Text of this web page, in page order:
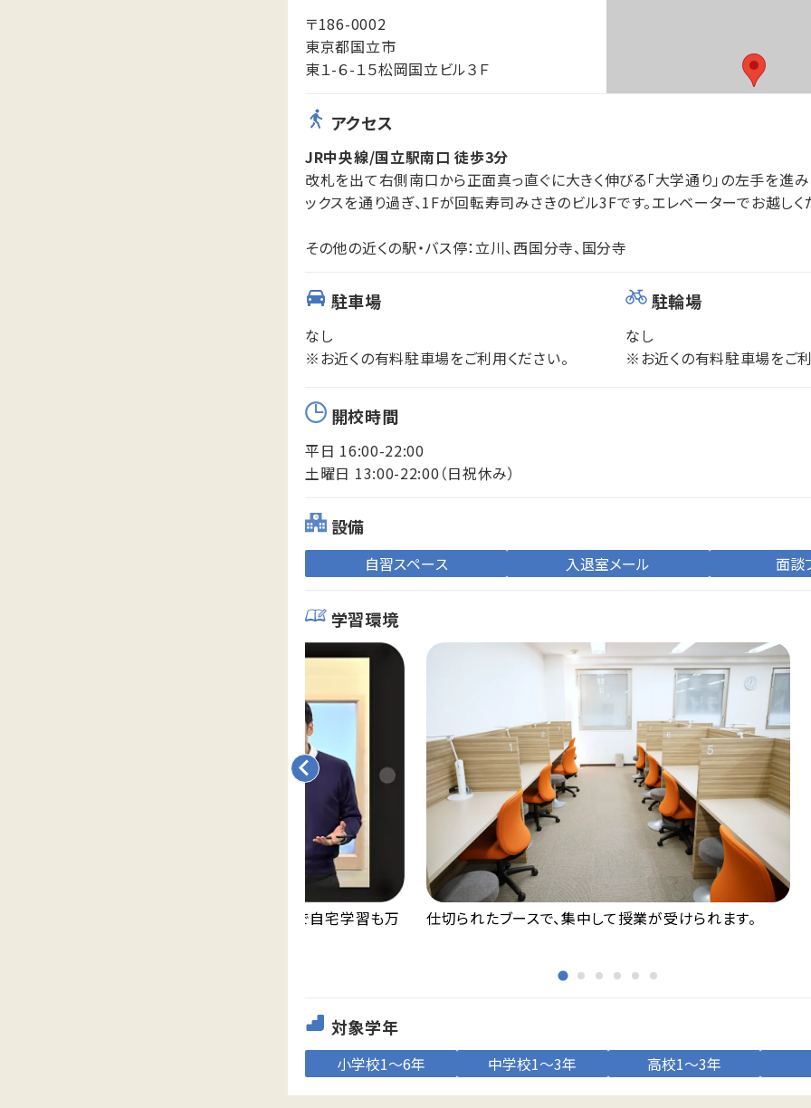
〒186-0002
東京都国立市
東１-６-１５松岡国立ビル３Ｆ
アクセス
JR中央線/国立駅南口 徒歩3分
改札を出て右側南口から正面真っ直ぐに大きく伸びる「大学通り」の左手を進み
ックスを通り過ぎ、1Fが回転寿司みさきのビル3Fです。エレベーターでお越しく
その他の近くの駅・バス停：立川、西国分寺、国分寺
駐車場
なし
※お近くの有料駐車場をご利用ください。
駐輪場
なし
※お近くの有料駐車場をご利
開校時間
平日 16:00-22:00
土曜日 13:00-22:00（日祝休み）
設備
自習スペース 入退室メール 面談
学習環境
永久無料の映像授業「Try IT」が見放題で自宅学習も万
仕切られたブースで、集中して授業が受けられます。
対象学年
小学校1～6年 中学校1～3年 高校1～3年